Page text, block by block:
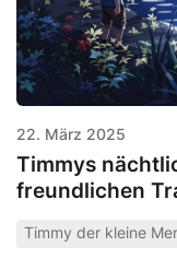
22. März 2025
Timmys
freundlichen
Timmy der kleine